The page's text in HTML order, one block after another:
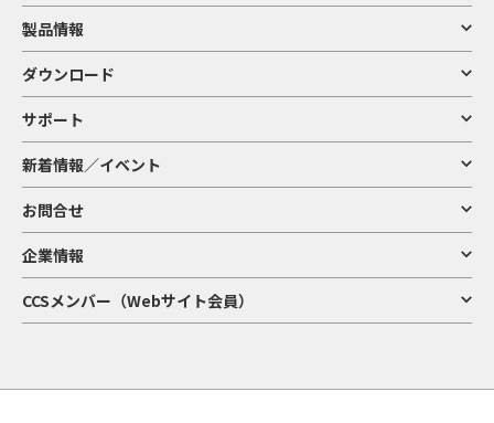
製品情報
ダウンロード
サポート
新着情報／イベント
お問合せ
企業情報
CCSメンバー（Webサイト会員）